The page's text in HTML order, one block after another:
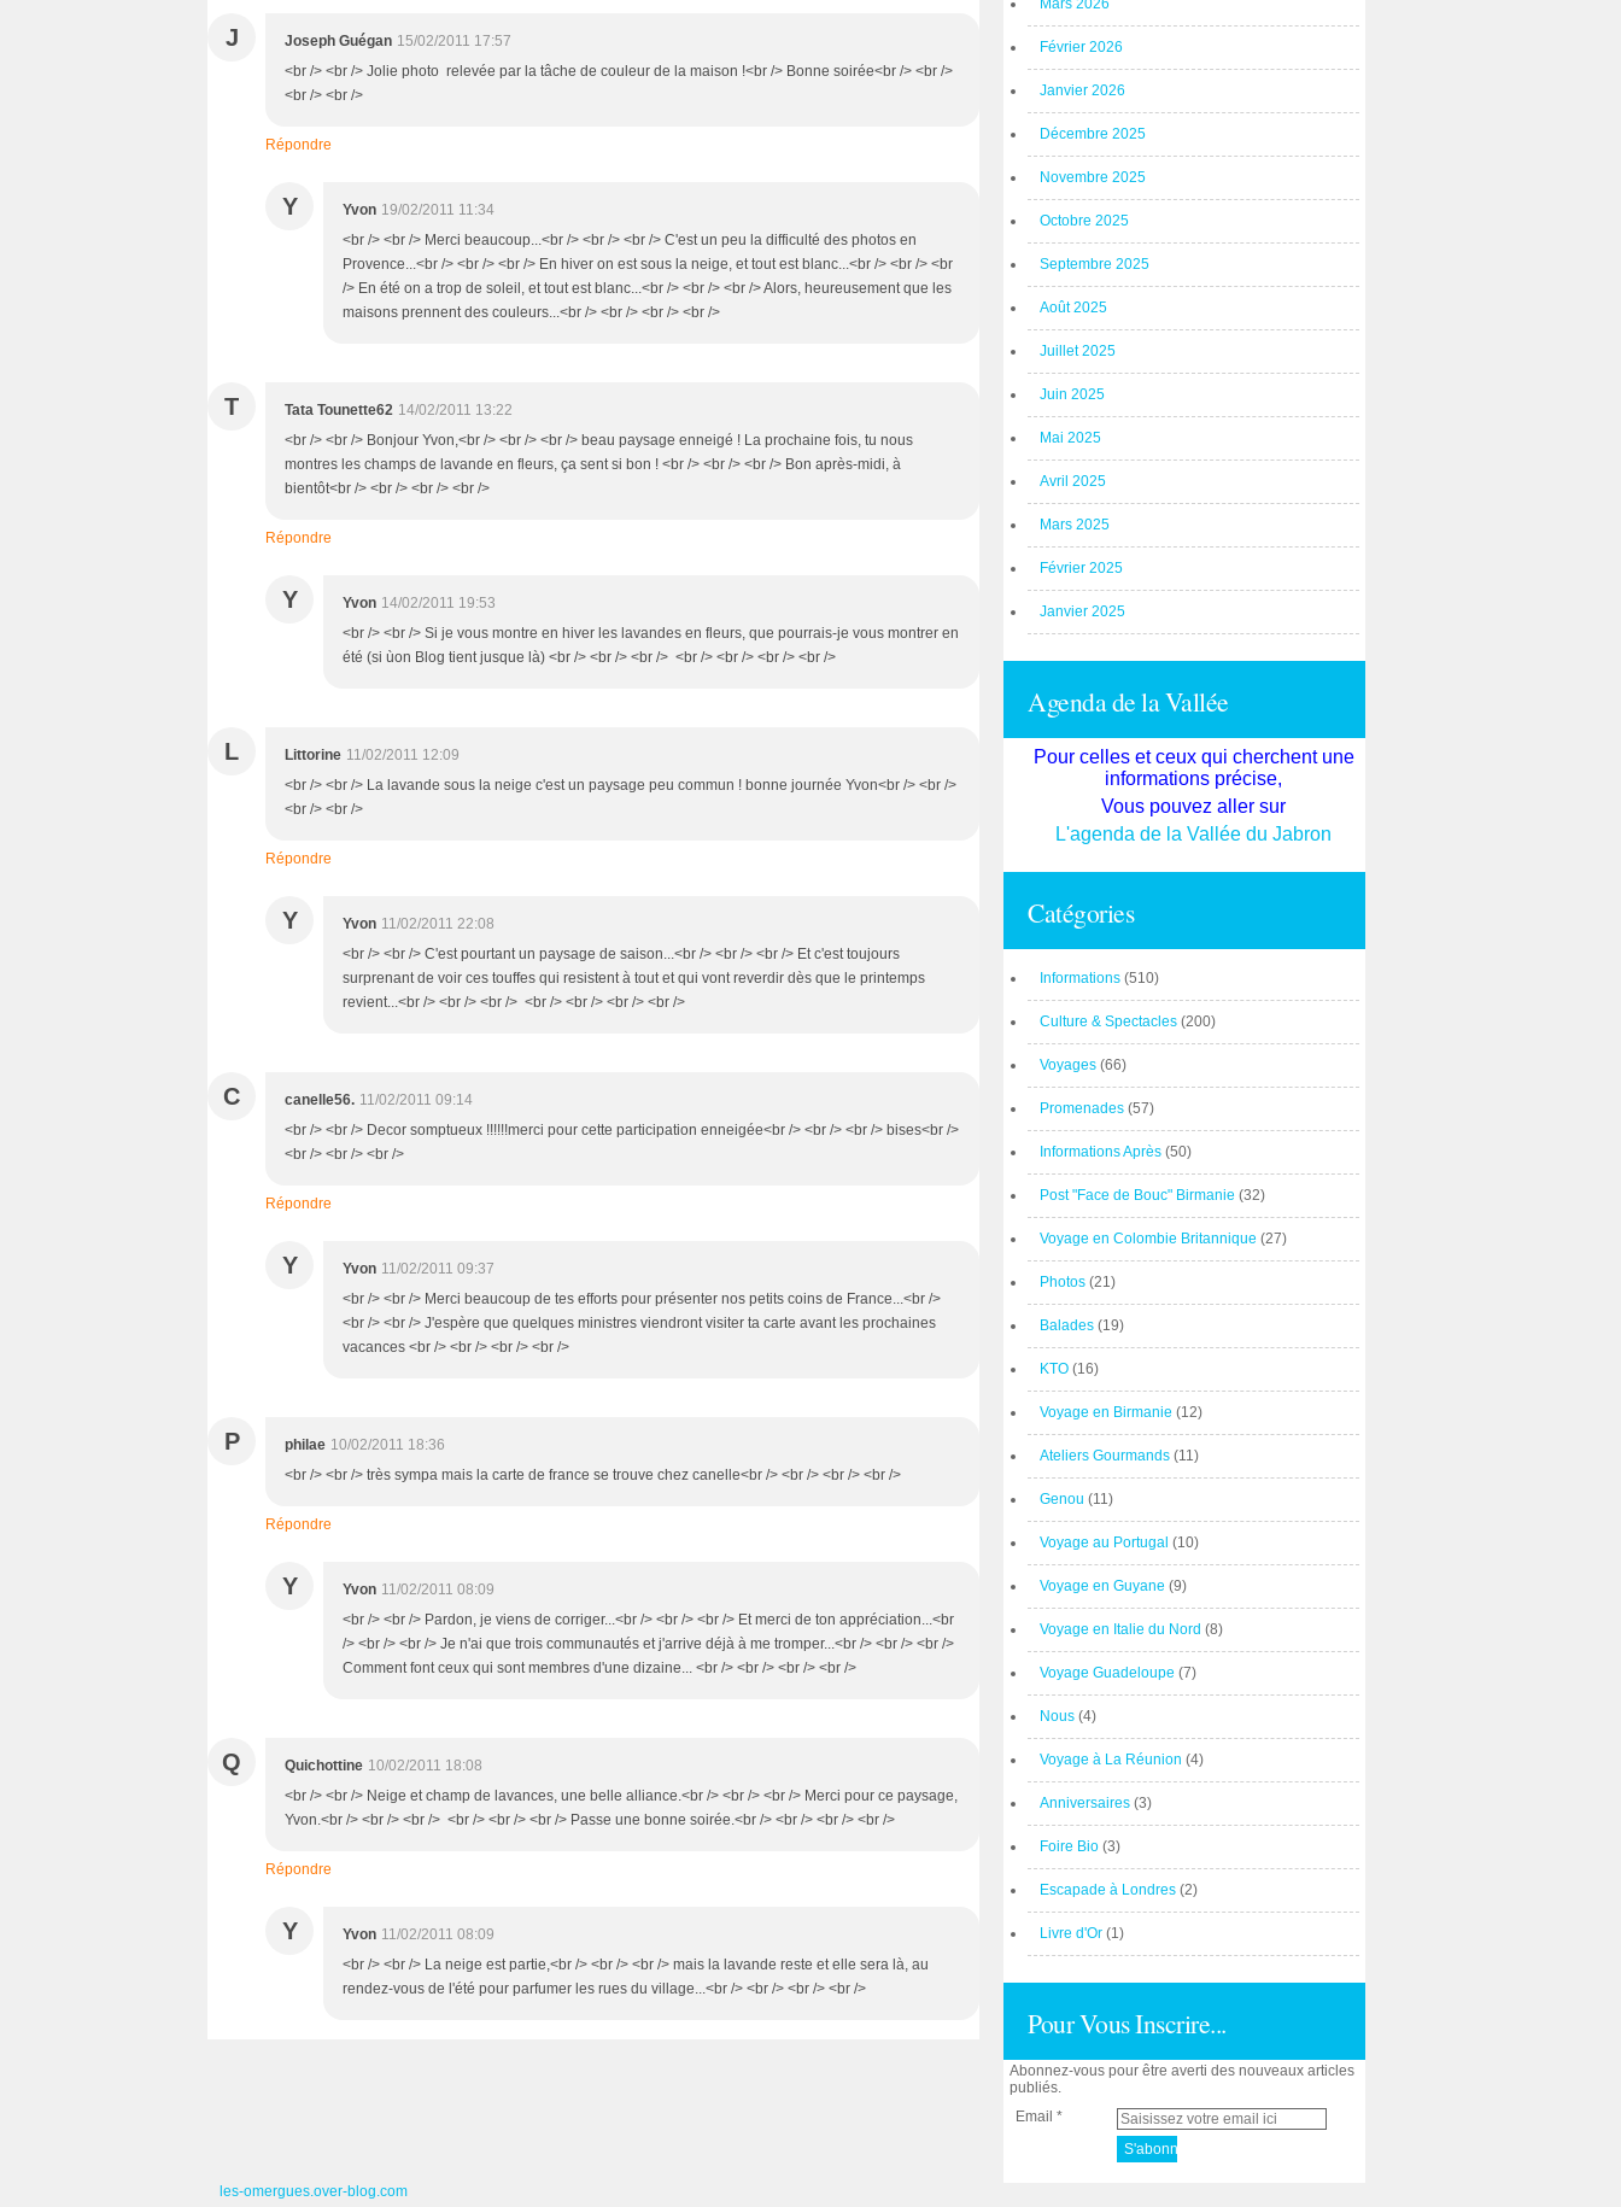
J Joseph Guégan 15/02/2011 17:57
<br /> <br /> Jolie photo relevée par la tâche de couleur de la maison !<br /> Bonne soirée<br /> <br />
<br /> <br />
Répondre
Y Yvon 19/02/2011 11:34
<br /> <br /> Merci beaucoup...<br /> <br /> <br /> C'est un peu la difficulté des photos en
Provence...<br /> <br /> <br /> En hiver on est sous la neige, et tout est blanc...<br /> <br /> <br
/> En été on a trop de soleil, et tout est blanc...<br /> <br /> <br /> Alors, heureusement que les
maisons prennent des couleurs...<br /> <br /> <br /> <br />
T Tata Tounette62 14/02/2011 13:22
<br /> <br /> Bonjour Yvon,<br /> <br /> <br /> beau paysage enneigé ! La prochaine fois, tu nous
montres les champs de lavande en fleurs, ça sent si bon ! <br /> <br /> <br /> Bon après-midi, à
bientôt<br /> <br /> <br /> <br />
Répondre
Y Yvon 14/02/2011 19:53
<br /> <br /> Si je vous montre en hiver les lavandes en fleurs, que pourrais-je vous montrer en
été (si ùon Blog tient jusque là) <br /> <br /> <br /> <br /> <br /> <br /> <br />
L Littorine 11/02/2011 12:09
<br /> <br /> La lavande sous la neige c'est un paysage peu commun ! bonne journée Yvon<br /> <br />
<br /> <br />
Répondre
Y Yvon 11/02/2011 22:08
<br /> <br /> C'est pourtant un paysage de saison...<br /> <br /> <br /> Et c'est toujours
surprenant de voir ces touffes qui resistent à tout et qui vont reverdir dès que le printemps
revient...<br /> <br /> <br /> <br /> <br /> <br /> <br />
C canelle56. 11/02/2011 09:14
<br /> <br /> Decor somptueux !!!!!!merci pour cette participation enneigée<br /> <br /> <br /> bises<br />
<br /> <br /> <br />
Répondre
Y Yvon 11/02/2011 09:37
<br /> <br /> Merci beaucoup de tes efforts pour présenter nos petits coins de France...<br />
<br /> <br /> J'espère que quelques ministres viendront visiter ta carte avant les prochaines
vacances <br /> <br /> <br /> <br />
P philae 10/02/2011 18:36
<br /> <br /> très sympa mais la carte de france se trouve chez canelle<br /> <br /> <br /> <br />
Répondre
Y Yvon 11/02/2011 08:09
<br /> <br /> Pardon, je viens de corriger...<br /> <br /> <br /> Et merci de ton appréciation...<br
/> <br /> <br /> Je n'ai que trois communautés et j'arrive déjà à me tromper...<br /> <br /> <br />
Comment font ceux qui sont membres d'une dizaine... <br /> <br /> <br /> <br />
Q Quichottine 10/02/2011 18:08
<br /> <br /> Neige et champ de lavances, une belle alliance.<br /> <br /> <br /> Merci pour ce paysage,
Yvon.<br /> <br /> <br /> <br /> <br /> <br /> Passe une bonne soirée.<br /> <br /> <br /> <br />
Répondre
Y Yvon 11/02/2011 08:09
<br /> <br /> La neige est partie,<br /> <br /> <br /> mais la lavande reste et elle sera là, au
rendez-vous de l'été pour parfumer les rues du village...<br /> <br /> <br /> <br />
Mars 2026
Février 2026
Janvier 2026
Décembre 2025
Novembre 2025
Octobre 2025
Septembre 2025
Août 2025
Juillet 2025
Juin 2025
Mai 2025
Avril 2025
Mars 2025
Février 2025
Janvier 2025
Agenda de la Vallée
Pour celles et ceux qui cherchent une
informations précise,
Vous pouvez aller sur
L'agenda de la Vallée du Jabron
Catégories
Informations (510)
Culture & Spectacles (200)
Voyages (66)
Promenades (57)
Informations Après (50)
Post "Face de Bouc" Birmanie (32)
Voyage en Colombie Britannique (27)
Photos (21)
Balades (19)
KTO (16)
Voyage en Birmanie (12)
Ateliers Gourmands (11)
Genou (11)
Voyage au Portugal (10)
Voyage en Guyane (9)
Voyage en Italie du Nord (8)
Voyage Guadeloupe (7)
Nous (4)
Voyage à La Réunion (4)
Anniversaires (3)
Foire Bio (3)
Escapade à Londres (2)
Livre d'Or (1)
Pour Vous Inscrire...
Abonnez-vous pour être averti des nouveaux articles
publiés.
Email
les-omergues.over-blog.com